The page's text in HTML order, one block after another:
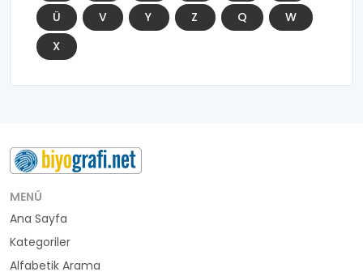
Ü
V Y Z Q
W
X
MENÜ
Ana Sayfa
Kategoriler
Alfabetik Arama